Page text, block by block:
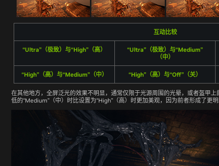
互动比较
“Ultra”（极致）与“High”（高）
“Ultra”（极致）与“Medium”
（中）
“High”（高）与“Medium”（中） “High”（高）与“Off”（关）
在其他地方，全屏泛光的效果不明显，通常仅限于光源周围的光晕，或者盔甲
低的“Medium”（中）时比设置为“High”（高）时更加美观，因为前者形成了更